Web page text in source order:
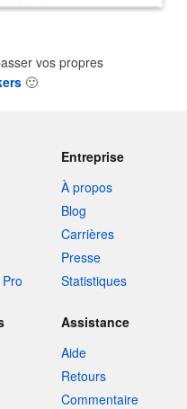
vos propres
🙂
Entreprise
À propos
Blog
Carrières
Presse
Statistiques
Assistance
Aide
Retours
Commentaire